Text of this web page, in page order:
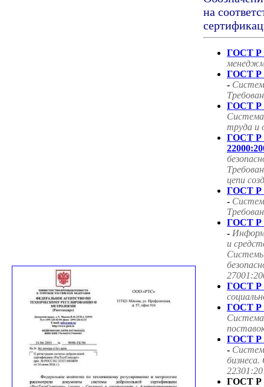
на
ГОСТ Р
ГОСТ Р
-
ГОСТ Р
труда и
ГОСТ
цепи
ГОСТ Р
-
ГОСТ Р
-
и
ГОСТ Р
ГОСТ Р
ГОСТ Р
-
ГОСТ Р